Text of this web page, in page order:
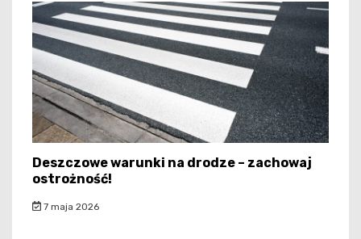
Deszczowe warunki na drodze – zachowaj
ostrożność!
7 maja 2026